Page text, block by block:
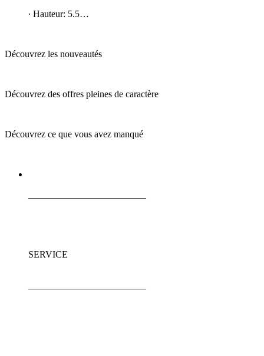
∙ Hauteur: 5.5…
Découvrez les nouveautés
Découvrez des offres pleines de caractère
Découvrez ce que vous avez manqué
SERVICE